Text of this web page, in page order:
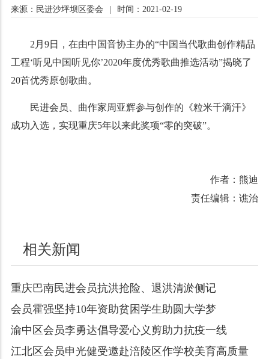
来源：民进沙坪坝区委会 时间：2021-02-19
2月9日，在由中国音协主办的“中国当代歌曲创作精品
工程‘听见中国听见你’2020年度优秀歌曲推选活动”揭晓了
20首优秀原创歌曲。
民进会员、曲作家周亚辉参与创作的《粒米千滴汗》
成功入选，实现重庆5年以来此奖项“零的突破”。
作者：熊迪
责任编辑：谯治
相关新闻
重庆巴南民进会员抗洪抢险、退洪清淤侧记
会员霍强坚持10年资助贫困学生助圆大学梦
渝中区会员李勇达倡导爱心义剪助力抗疫一线
江北区会员申光健受邀赴涪陵区作学校美育高质量